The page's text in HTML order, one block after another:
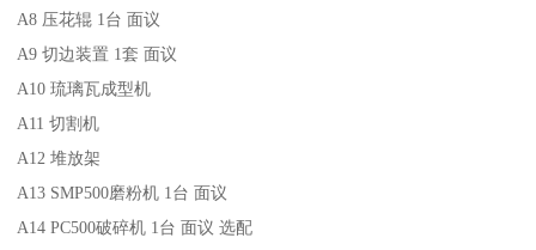
A8 压花辊 1台 面议
A9 切边装置 1套 面议
A10 琉璃瓦成型机
A11 切割机
A12 堆放架
A13 SMP500磨粉机 1台 面议
A14 PC500破碎机 1台 面议 选配